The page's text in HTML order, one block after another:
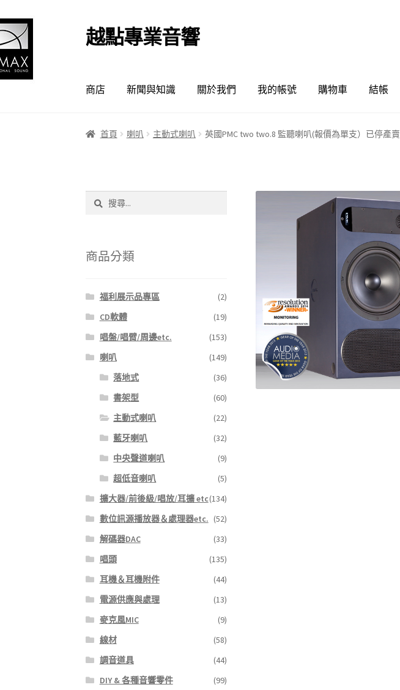
跳
至
列
跳
至
內
越點專業音響
商店 新聞與知識 關於我們 我的帳號 購物車 結帳
首頁 喇叭 主動式喇叭 英國PMC two two.8 監聽喇叭(報價為單支）已停產
字:
商品分類
福利展示品專區
(2)
CD軟體
(19)
唱盤/唱臂/周邊etc.
(153)
喇叭
(149)
落地式
(36)
書架型
(60)
主動式喇叭
(22)
藍牙喇叭
(32)
中央聲道喇叭
(9)
超低音喇叭
(5)
擴大器/前後級/唱放/耳擴 etc(134)
數位訊源播放器＆處理器etc. (52)
解碼器DAC
(33)
唱頭
(135)
耳機＆耳機附件
(44)
電源供應與處理
(13)
麥克風MIC
(9)
線材
(58)
調音道具
(44)
DIY & 各種音響零件
(99)